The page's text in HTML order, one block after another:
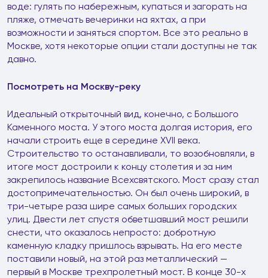
воде: гулять по набережным, купаться и загорать на
пляже, отмечать вечеринки на яхтах, а при
возможности и заняться спортом. Все это реально в
Москве, хотя некоторые опции стали доступны не так
давно.
Посмотреть на Москву-реку
Идеальный открыточный вид, конечно, с Большого
Каменного моста. У этого моста долгая история, его
начали строить еще в середине XVII века.
Строительство то останавливали, то возобновляли, в
итоге мост достроили к концу столетия и за ним
закрепилось название Всехсвятского. Мост сразу стал
достопримечательностью. Он был очень широкий, в
три-четыре раза шире самых больших городских
улиц. Двести лет спустя обветшавший мост решили
снести, что оказалось непросто: добротную
каменную кладку пришлось взрывать. На его месте
поставили новый, на этой раз металлический —
первый в Москве трехпролетный мост. В конце 30-х